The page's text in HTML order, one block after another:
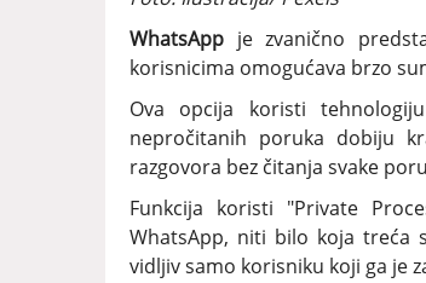
WhatsApp je zvanično
korisnicima omogućava brzo
Ova opcija koristi
nepročitanih poruka dobiju
razgovora bez čitanja svake
Funkcija koristi "Private
WhatsApp, niti bilo koja treća
vidljiv samo korisniku koji ga je